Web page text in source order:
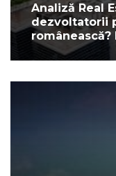
Analiză Real
dezvoltatorii